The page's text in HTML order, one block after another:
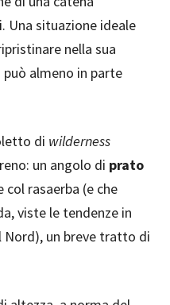
Una situazione ideale
nella sua
almeno in parte
di wilderness
un angolo di prato
col rasaerba (e che
viste le tendenze in
Nord), un breve tratto di